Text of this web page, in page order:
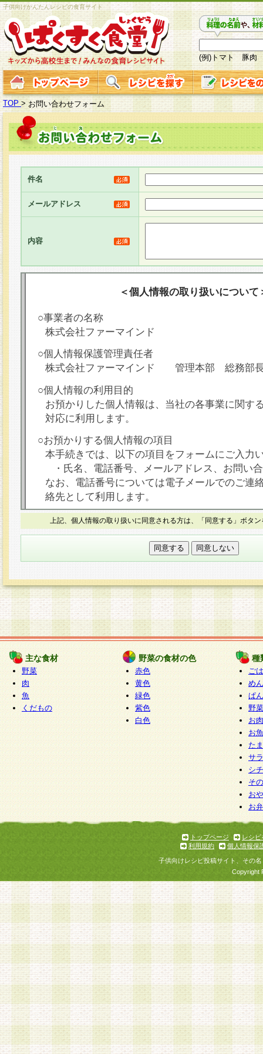
子供向けかんたんレシピの食育サイト
(例)トマト 豚肉
TOP > お問い合わせフォーム
件名
メールアドレス
内容
＜個人情報の取り扱いについて
○事業者の名称
株式会社ファーマインド
○個人情報保護管理責任者
株式会社ファーマインド 管理本部 総務部
○個人情報の利用目的
お預かりした個人情報は、当社の各事業に関す
対応に利用します。
○お預かりする個人情報の項目
本手続きでは、以下の項目をフォームにご入力
・氏名、電話番号、メールアドレス、お問い
なお、電話番号については電子メールでのご連
絡先として利用します。
○本人が容易に認識できない方法による個人情報
本フォームでは、セッション管理のためCookie
○個人情報の第三者提供について
力いただく個人情報は第三者に提供しません。
○個人情報の委託について
個人情報の取り扱いを外部に委託する場合は、
情報管理基準を満たす企業を選定して委託を行
が行われるよう監督します。
○開示対象個人情報の開示等および問い合わせ窓口
本人からの求めにより、当社が本件により取得
報の利用目的の通知・開示・内容の訂正・追加
停止・消去及び第三者への提供の禁止（以下、
といいます。）に応じます。
開示等に応じる窓口は以下になります。
ぱくすく食堂個人情報お客様相談窓口 paku-
m
個人情報を与えることは任意ですが、個人情報
意をいただけない場合には、当社のサービスの
お問い合わせ・ご相談への対応ができない場合
上記、個人情報の取り扱いに同意される方は、「同意する」ボタ
主な食材
野菜
肉
魚
くだもの
野菜の食材の色
赤色
黄色
緑色
紫色
白色
種
ご
めん
ぱん
野
お
お
た
サ
シ
そ
お
お
トップページ
レシピ
利用規約
個人情報保
子供向けレシピ投稿サイト、その
Copyright